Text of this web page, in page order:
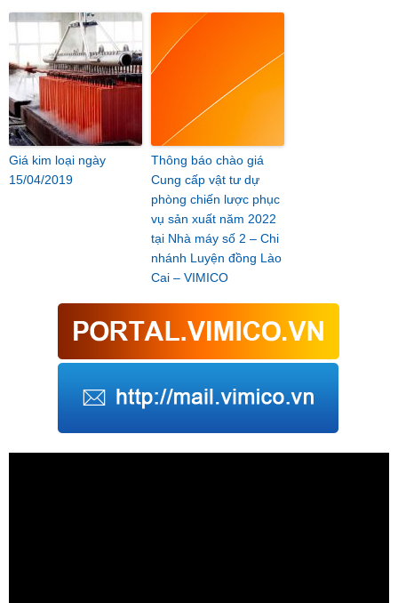
Giá kim loại ngày
15/04/2019
Thông báo chào giá
Cung cấp vật tư dự
phòng chiến lược phục
vụ sản xuất năm 2022
tại Nhà máy số 2 – Chi
nhánh Luyện đồng Lào
Cai – VIMICO
Trình